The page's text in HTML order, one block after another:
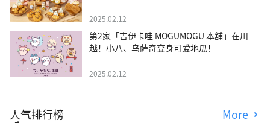
2025.02.12
第2家「吉伊卡哇 MOGUMOGU 本舖」在川
越！小八、乌萨奇变身可爱地瓜！
2025.02.12
人气排行榜 More